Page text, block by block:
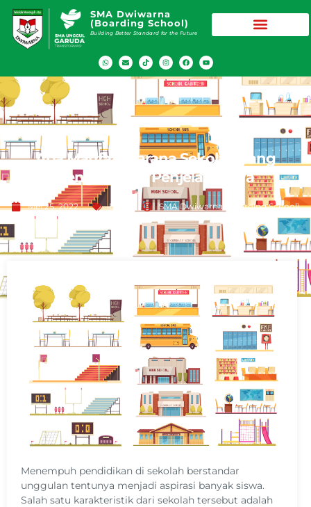
SMA Dwiwarna
(Boarding School)
Building Better Standard for the Future
Apa Manfaat Sarana Sekolah yang
Lengkap? Ini Penjelasannya
Mei 25, 2022 Blog SMA Dwiwarna (Boarding School)
Menempuh pendidikan di sekolah berstandar
unggulan tentunya menjadi aspirasi banyak siswa.
Salah satu karakteristik dari sekolah tersebut adalah